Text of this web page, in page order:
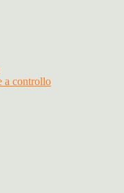
a controllo